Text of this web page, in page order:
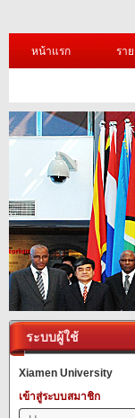
หน้าแรก รา
ระบบผู้ใช้
Xiamen University
เข้าสู่ระบบสมาชิก